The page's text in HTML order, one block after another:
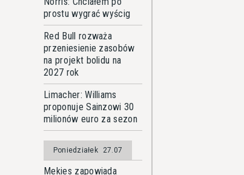
prostu wygrać wyścig
Red Bull rozważa
przeniesienie zasobów
na projekt bolidu na
2027 rok
Limacher: Williams
proponuje Sainzowi 30
milionów euro za sezon
Poniedziałek 27.07
Mekies zapowiada